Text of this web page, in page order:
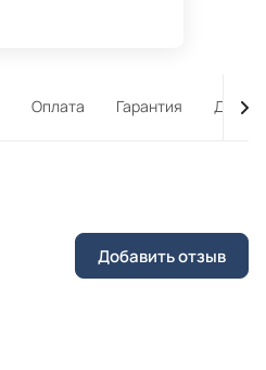
Оплата Гарантия
Добавить отзыв